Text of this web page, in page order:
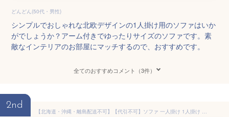
どんどん(50代・男性)
シンプルでおしゃれな北欧デザインの1人掛け用のソファはいか
がでしょうか？アーム付きでゆったりサイズのソファです。素
敵なインテリアのお部屋にマッチするので、おすすめです。
全てのおすすめコメント（3件）
2nd
【北海道・沖縄・離島配送不可】【代引不可】ソファ 一人掛け 1人掛け 1P アーム付き 肘掛けあり アームソファ ファブリック 布張り ポリエステル 無地 木脚 曲線 シンプル モダン 上品 北欧インテリア グレー 組立式 フォーク 東谷 CL-173